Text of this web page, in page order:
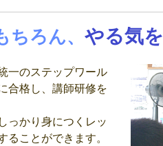
ちろん、 やる気
一のステップワール
合格し、講師研修を
っかり身につくレッ
ることができます。